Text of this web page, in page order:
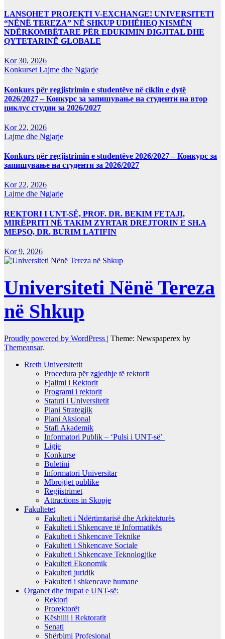
LANSOHET PROJEKTI V-EXCHANGE! UNIVERSITETI
“NËNË TEREZA” NË SHKUP UDHËHEQ NISMËN
NDËRKOMBËTARE PËR EDUKIMIN DIGJITAL DHE
QYTETARINË GLOBALE
Kor 30, 2026
Konkurset Lajme dhe Ngjarje
Konkurs për regjistrimin e studentëve në ciklin e dytë
2026/2027 – Конкурс за запишување на студенти на втор
циклус студии за 2026/2027
Kor 22, 2026
Lajme dhe Ngjarje
Konkurs për regjistrimin e studentëve 2026/2027 – Конкурс за
запишување на студенти за 2026/2027
Kor 22, 2026
Lajme dhe Ngjarje
REKTORI I UNT-SË, PROF. DR. BEKIM FETAJI,
MIRËPRITI NË TAKIM ZYRTAR DREJTORIN E SH.A
MEPSO, DR. BURIM LATIFIN
Kor 9, 2026
Universiteti Nënë Tereza
në Shkup
Proudly powered by WordPress | Theme: Newspaperex by
Themeansar.
Rreth Universitetit
Procedura për zgjedhje të rektorit
Fjalimi i Rektorit
Programi i rektorit
Statuti i Universitetit
Plani Strategjik
Plani Aksional
Stafi Akademik
Informatori Publik – ‘Pulsi i UNT-së’
Ligje
Konkurse
Buletini
Informatori Universitar
Mbrojtjet publike
Regjistrimet
Attractions in Skopje
Fakultetet
Fakulteti i Ndërtimtarisë dhe Arkitekturës
Fakulteti i Shkencave të Informatikës
Fakulteti i Shkencave Teknike
Fakulteti i Shkencave Sociale
Fakulteti i Shkencave Teknologjike
Fakulteti Ekonomik
Fakulteti juridik
Fakulteti i shkencave humane
Organet dhe trupat e UNT-së:
Rektori
Prorektorët
Këshilli i Rektoratit
Senati
Shërbimi Profesional